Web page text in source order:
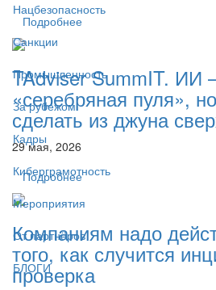
Нацбезопасность
Санкции
Промышленность
За рубежом
Кадры
Киберграмотность
Мероприятия
От партнёров
БЛОГИ
Подробнее
TAdviser SummIT. ИИ
«серебряная пуля»,
сделать из джуна
29 мая, 2026
Подробнее
Компаниям надо
того, как случится
проверка